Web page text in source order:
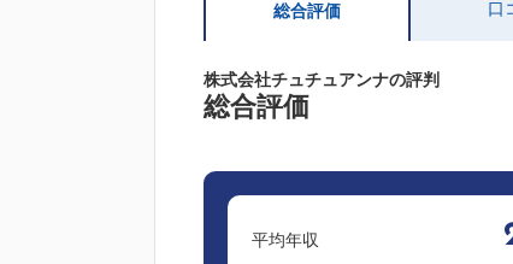
総合評価 口
株式会社チュチュアンナの評判
総合評価
平均年収